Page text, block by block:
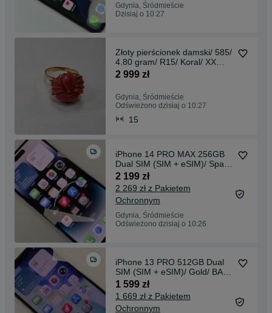
Gdynia, Śródmieście
Dzisiaj o 10:27
Złoty pierścionek damski/ 585/
4.80 gram/ R15/ Koral/ XX
wiek/ praca ręczna/ żółte złoto
2 999 zł
Gdynia, Śródmieście
Odświeżono dzisiaj o 10:27
15
iPhone 14 PRO MAX 256GB
Dual SIM (SIM + eSIM)/ Space
Black/ BAT 84%/ Grade A-/ +
ładowarka/ GW 12 MSC
2 199 zł
2 269 zł z Pakietem
Ochronnym
Gdynia, Śródmieście
Odświeżono dzisiaj o 10:26
iPhone 13 PRO 512GB Dual
SIM (SIM + eSIM)/ Gold/ BAT
78%/ Grade A-/ + ładowarka/
GW 6 MSC
1 599 zł
1 669 zł z Pakietem
Ochronnym